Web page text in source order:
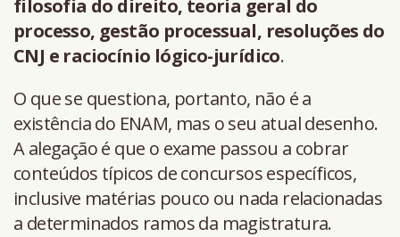
filosofia do direito, teoria geral do
processo, gestão processual, resoluções do
CNJ e raciocínio lógico-jurídico.
O que se questiona, portanto, não é a
existência do ENAM, mas o seu atual desenho.
A alegação é que o exame passou a cobrar
conteúdos típicos de concursos específicos,
inclusive matérias pouco ou nada relacionadas
a determinados ramos da magistratura.